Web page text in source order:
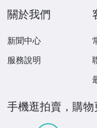
關於我們
新聞中心
服務說明
手機逛拍賣，購物